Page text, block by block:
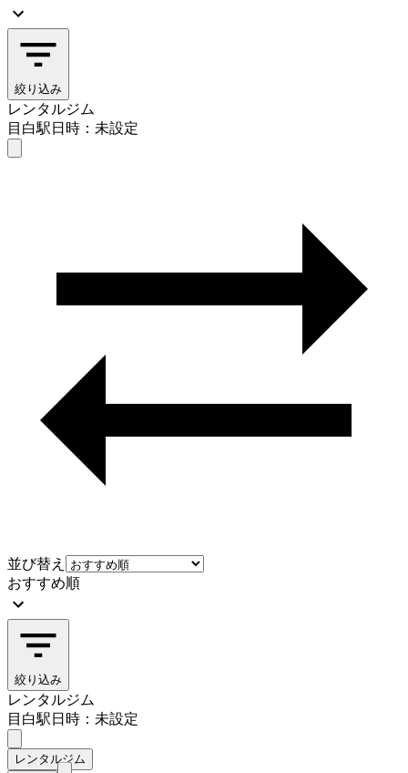
絞り込み
レンタルジム
目白駅日時：未設定
並び替え
おすすめ順
絞り込み
レンタルジム
目白駅日時：未設定
レンタルジム